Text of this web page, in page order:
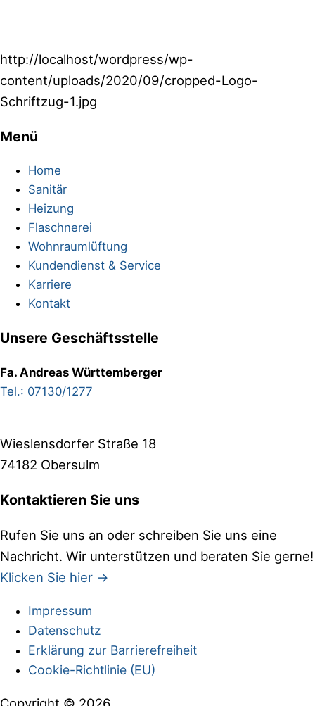
http://localhost/wordpress/wp-
content/uploads/2020/09/cropped-Logo-
Schriftzug-1.jpg
Footer
Menü
Home
Sanitär
Heizung
Flaschnerei
Wohnraumlüftung
Kundendienst & Service
Karriere
Kontakt
Unsere Geschäftsstelle
Fa. Andreas Württemberger
Tel.: 07130/1277
Wieslensdorfer Straße 18
74182 Obersulm
Kontaktieren Sie uns
Rufen Sie uns an oder schreiben Sie uns eine
Nachricht. Wir unterstützen und beraten Sie gerne!
Klicken Sie hier →
Site
Footer
Impressum
Datenschutz
Erklärung zur Barrierefreiheit
Cookie-Richtlinie (EU)